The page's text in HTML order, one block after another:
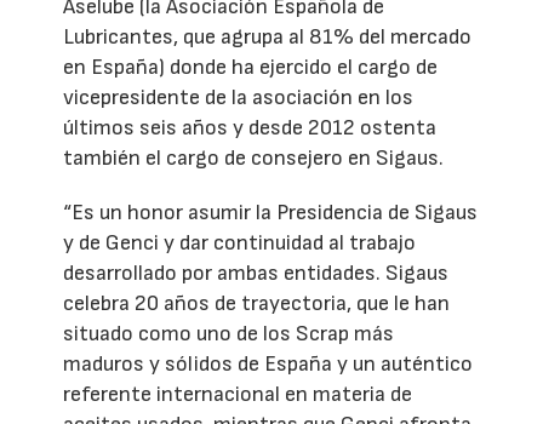
Aselube (la Asociación Española de
Lubricantes, que agrupa al 81% del mercado
en España) donde ha ejercido el cargo de
vicepresidente de la asociación en los
últimos seis años y desde 2012 ostenta
también el cargo de consejero en Sigaus.
“Es un honor asumir la Presidencia de Sigaus
y de Genci y dar continuidad al trabajo
desarrollado por ambas entidades. Sigaus
celebra 20 años de trayectoria, que le han
situado como uno de los Scrap más
maduros y sólidos de España y un auténtico
referente internacional en materia de